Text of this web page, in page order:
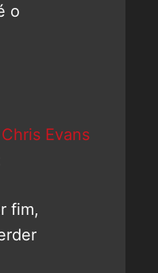
o
Chris Evans
fim,